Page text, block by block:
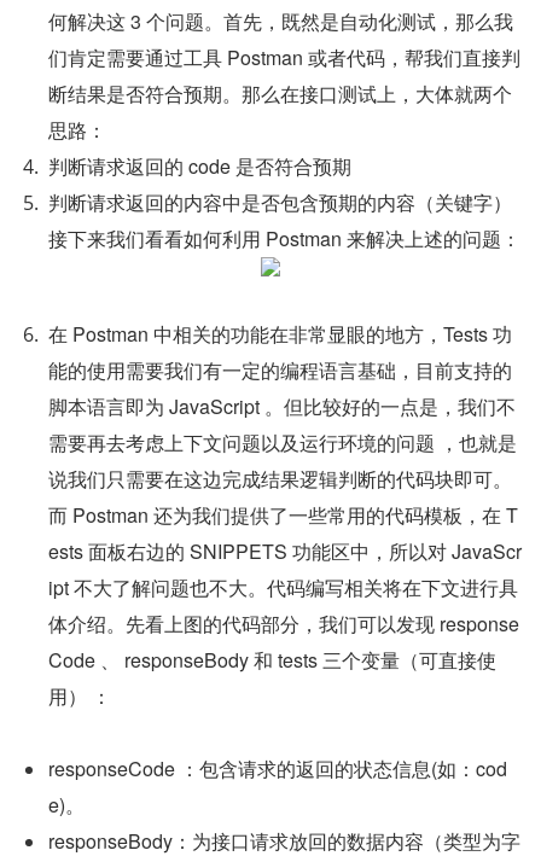
何解决这 3 个问题。首先，既然是自动化测试，那么我
们肯定需要通过工具 Postman 或者代码，帮我们直接判
断结果是否符合预期。那么在接口测试上，大体就两个
思路：
判断请求返回的 code 是否符合预期
判断请求返回的内容中是否包含预期的内容（关键字）
接下来我们看看如何利用 Postman 来解决上述的问题：
在 Postman 中相关的功能在非常显眼的地方，Tests 功
能的使用需要我们有一定的编程语言基础，目前支持的
脚本语言即为 JavaScript 。但比较好的一点是，我们不
需要再去考虑上下文问题以及运行环境的问题 ，也就是
说我们只需要在这边完成结果逻辑判断的代码块即可。
而 Postman 还为我们提供了一些常用的代码模板，在 T
ests 面板右边的 SNIPPETS 功能区中，所以对 JavaScr
ipt 不大了解问题也不大。代码编写相关将在下文进行具
体介绍。先看上图的代码部分，我们可以发现 response
Code 、 responseBody 和 tests 三个变量（可直接使
用） ：
responseCode ：包含请求的返回的状态信息(如：cod
e)。
responseBody：为接口请求放回的数据内容（类型为字